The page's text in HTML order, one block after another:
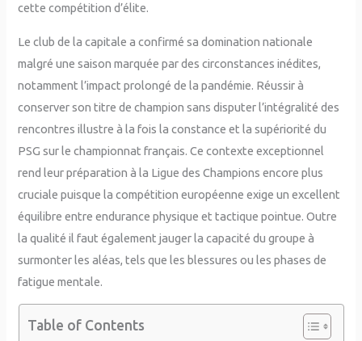
cette compétition d’élite.
Le club de la capitale a confirmé sa domination nationale
malgré une saison marquée par des circonstances inédites,
notamment l’impact prolongé de la pandémie. Réussir à
conserver son titre de champion sans disputer l’intégralité des
rencontres illustre à la fois la constance et la supériorité du
PSG sur le championnat français. Ce contexte exceptionnel
rend leur préparation à la Ligue des Champions encore plus
cruciale puisque la compétition européenne exige un excellent
équilibre entre endurance physique et tactique pointue. Outre
la qualité il faut également jauger la capacité du groupe à
surmonter les aléas, tels que les blessures ou les phases de
fatigue mentale.
Table of Contents